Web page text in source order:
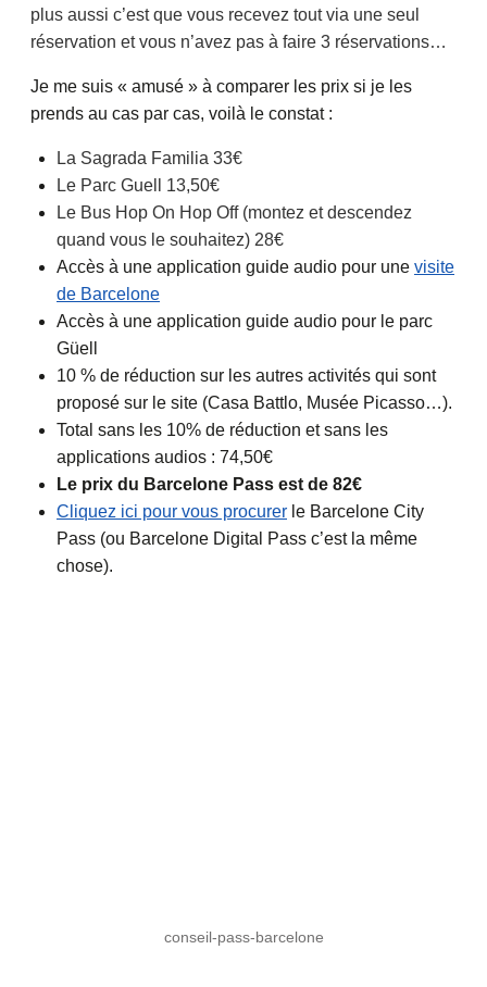
plus aussi c’est que vous recevez tout via une seul
réservation et vous n’avez pas à faire 3 réservations…
Je me suis « amusé » à comparer les prix si je les
prends au cas par cas, voilà le constat :
La Sagrada Familia 33€
Le Parc Guell 13,50€
Le Bus Hop On Hop Off (montez et descendez
quand vous le souhaitez) 28€
Accès à une application guide audio pour une visite
de Barcelone
Accès à une application guide audio pour le parc
Güell
10 % de réduction sur les autres activités qui sont
proposé sur le site (Casa Battlo, Musée Picasso…).
Total sans les 10% de réduction et sans les
applications audios : 74,50€
Le prix du Barcelone Pass est de 82€
Cliquez ici pour vous procurer le Barcelone City
Pass (ou Barcelone Digital Pass c’est la même
chose).
conseil-pass-barcelone